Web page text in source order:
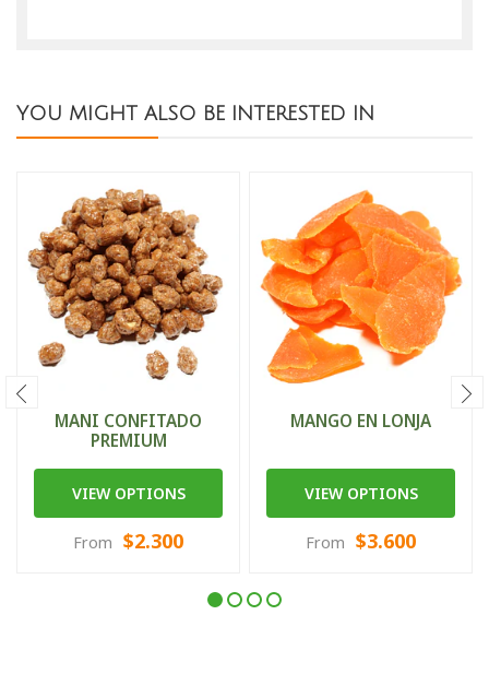
YOU MIGHT ALSO BE INTERESTED IN
MANI CONFITADO
PREMIUM
VIEW OPTIONS
From $2.300
MANGO EN LONJA
VIEW OPTIONS
From $3.600